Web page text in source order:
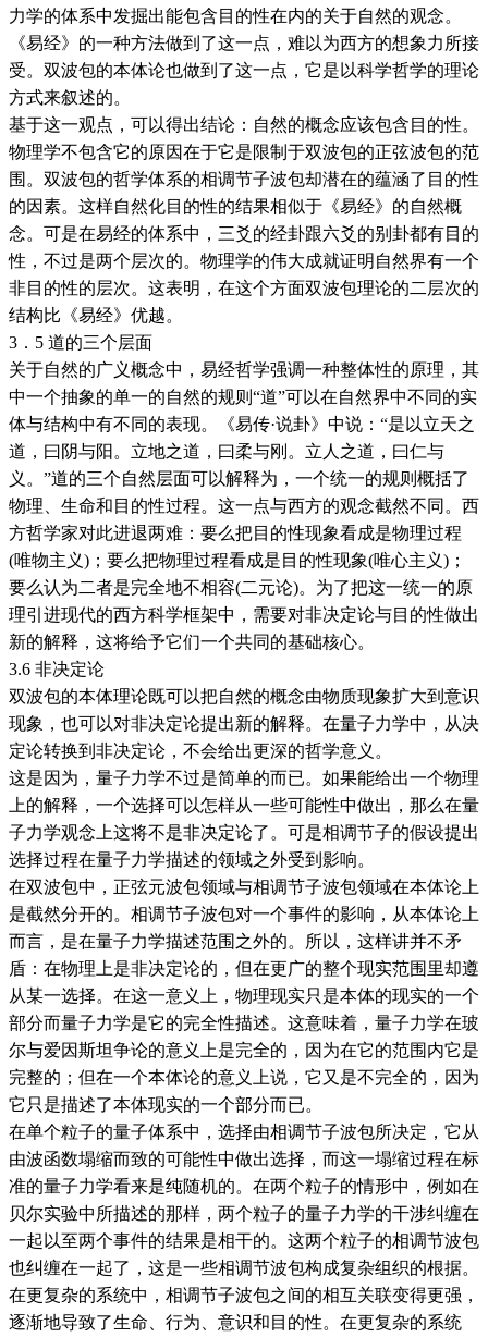
力学的体系中发掘出能包含目的性在内的关于自然的观念。
《易经》的一种方法做到了这一点，难以为西方的想象力所接
受。双波包的本体论也做到了这一点，它是以科学哲学的理论
方式来叙述的。
基于这一观点，可以得出结论：自然的概念应该包含目的性。
物理学不包含它的原因在于它是限制于双波包的正弦波包的范
围。双波包的哲学体系的相调节子波包却潜在的蕴涵了目的性
的因素。这样自然化目的性的结果相似于《易经》的自然概
念。可是在易经的体系中，三爻的经卦跟六爻的别卦都有目的
性，不过是两个层次的。物理学的伟大成就证明自然界有一个
非目的性的层次。这表明，在这个方面双波包理论的二层次的
结构比《易经》优越。
3．5 道的三个层面
关于自然的广义概念中，易经哲学强调一种整体性的原理，其
中一个抽象的单一的自然的规则“道”可以在自然界中不同的实
体与结构中有不同的表现。《易传·说卦》中说：“是以立天之
道，曰阴与阳。立地之道，曰柔与刚。立人之道，曰仁与
义。”道的三个自然层面可以解释为，一个统一的规则概括了
物理、生命和目的性过程。这一点与西方的观念截然不同。西
方哲学家对此进退两难：要么把目的性现象看成是物理过程
(唯物主义)；要么把物理过程看成是目的性现象(唯心主义)；
要么认为二者是完全地不相容(二元论)。为了把这一统一的原
理引进现代的西方科学框架中，需要对非决定论与目的性做出
新的解释，这将给予它们一个共同的基础核心。
3.6 非决定论
双波包的本体理论既可以把自然的概念由物质现象扩大到意识
现象，也可以对非决定论提出新的解释。在量子力学中，从决
定论转换到非决定论，不会给出更深的哲学意义。
这是因为，量子力学不过是简单的而已。如果能给出一个物理
上的解释，一个选择可以怎样从一些可能性中做出，那么在量
子力学观念上这将不是非决定论了。可是相调节子的假设提出
选择过程在量子力学描述的领域之外受到影响。
在双波包中，正弦元波包领域与相调节子波包领域在本体论上
是截然分开的。相调节子波包对一个事件的影响，从本体论上
而言，是在量子力学描述范围之外的。所以，这样讲并不矛
盾：在物理上是非决定论的，但在更广的整个现实范围里却遵
从某一选择。在这一意义上，物理现实只是本体的现实的一个
部分而量子力学是它的完全性描述。这意味着，量子力学在玻
尔与爱因斯坦争论的意义上是完全的，因为在它的范围内它是
完整的；但在一个本体论的意义上说，它又是不完全的，因为
它只是描述了本体现实的一个部分而已。
在单个粒子的量子体系中，选择由相调节子波包所决定，它从
由波函数塌缩而致的可能性中做出选择，而这一塌缩过程在标
准的量子力学看来是纯随机的。在两个粒子的情形中，例如在
贝尔实验中所描述的那样，两个粒子的量子力学的干涉纠缠在
一起以至两个事件的结果是相干的。这两个粒子的相调节波包
也纠缠在一起了，这是一些相调节波包构成复杂组织的根据。
在更复杂的系统中，相调节子波包之间的相互关联变得更强，
逐渐地导致了生命、行为、意识和目的性。在更复杂的系统